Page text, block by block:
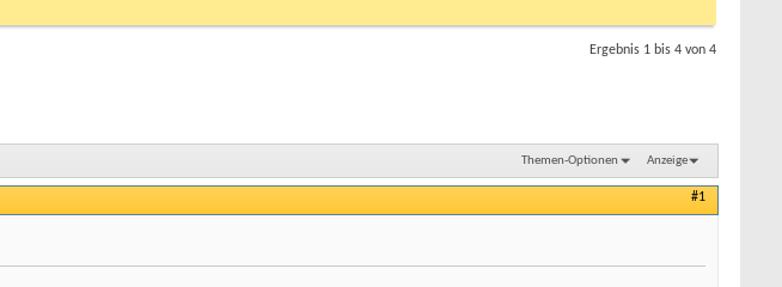
Ergebnis 1 bis 4 von 4
Themen-Optionen Anzeige
#1